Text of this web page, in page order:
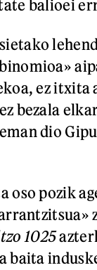
balioei
ez itxita
bezala
dio
oso pozik
1025
baita